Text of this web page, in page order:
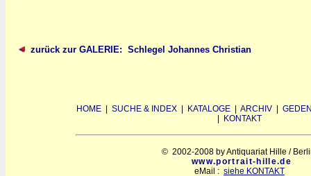
zurück zur GALERIE: Schlegel Johannes Christian
HOME SUCHE & INDEX KATALOGE ARCHIV
KONTAKT
© 2002-2008 by Antiquariat Hille /
www.portrait-hille.de
eMail : siehe KONTAKT